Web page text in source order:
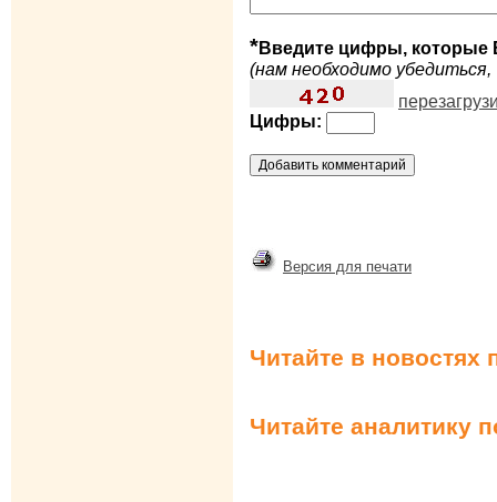
*Введите цифры, которые
(нам необходимо
Цифры:
Версия для печати
Читайте в новостях
Читайте аналитику